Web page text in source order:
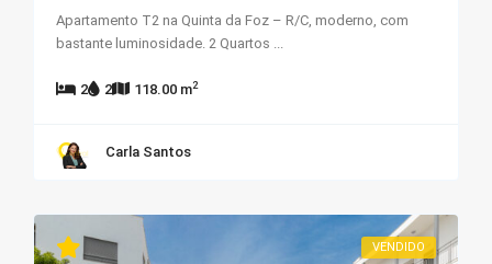
Apartamento T2 na Quinta da Foz – R/C, moderno, com
bastante luminosidade. 2 Quartos ...
2 2 118.00 m2
Carla Santos
VENDIDO